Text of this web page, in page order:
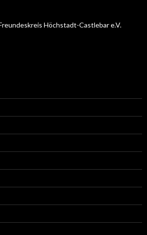
Höchstadt-Castlebar e.V.